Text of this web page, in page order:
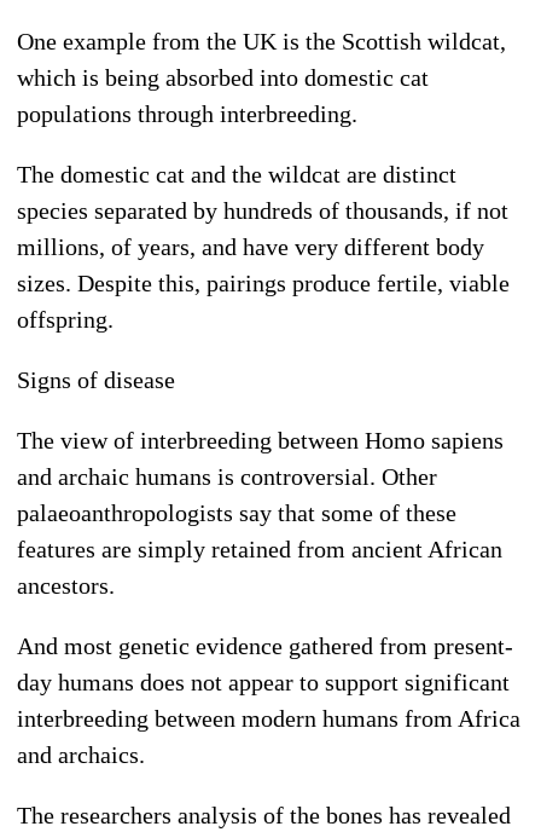
One example from the UK is the Scottish wildcat,
which is being absorbed into domestic cat
populations through interbreeding.
The domestic cat and the wildcat are distinct
species separated by hundreds of thousands, if not
millions, of years, and have very different body
sizes. Despite this, pairings produce fertile, viable
offspring.
Signs of disease
The view of interbreeding between Homo sapiens
and archaic humans is controversial. Other
palaeoanthropologists say that some of these
features are simply retained from ancient African
ancestors.
And most genetic evidence gathered from present-
day humans does not appear to support significant
interbreeding between modern humans from Africa
and archaics.
The researchers analysis of the bones has revealed